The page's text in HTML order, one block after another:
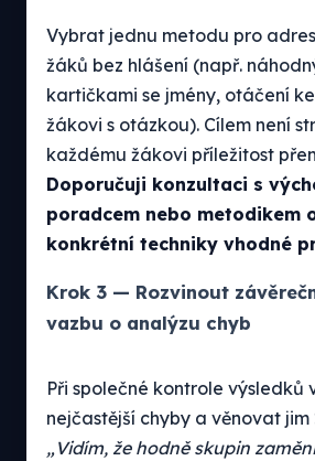
Vybrat jednu metodu pro
žáků bez hlášení (např.
kartičkami se jmény, otáčení
žákovi s otázkou). Cílem není
každému žákovi příležitost
Doporučuji konzultaci s
poradcem nebo metodikem
konkrétní techniky vhodné
Krok 3 — Rozvinout
vazbu o analýzu chyb
Při společné kontrole výsledků
nejčastější chyby a věnovat jim
„Vidím, že hodně skupin